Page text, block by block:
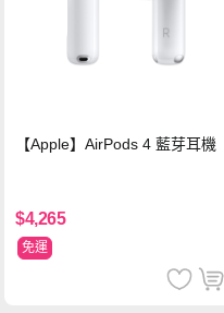
【Apple】AirPods 4 藍芽耳機
$4,265
免運